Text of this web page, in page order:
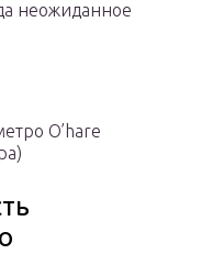
неожиданное
O’hare